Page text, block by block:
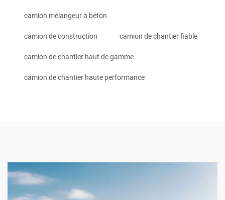
camion mélangeur à béton
camion de construction camion de chantier fiable
camion de chantier haut de gamme
camion de chantier haute performance